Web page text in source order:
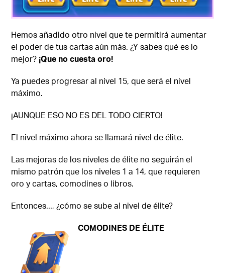
Hemos añadido otro nivel que te permitirá aumentar
el poder de tus cartas aún más. ¿Y sabes qué es lo
mejor? ¡Que no cuesta oro!
Ya puedes progresar al nivel 15, que será el nivel
máximo.
¡AUNQUE ESO NO ES DEL TODO CIERTO!
El nivel máximo ahora se llamará nivel de élite.
Las mejoras de los niveles de élite no seguirán el
mismo patrón que los niveles 1 a 14, que requieren
oro y cartas, comodines o libros.
Entonces..., ¿cómo se sube al nivel de élite?
COMODINES DE ÉLITE